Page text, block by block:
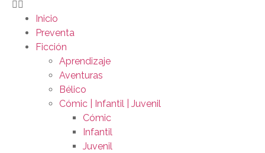
Inicio
Preventa
Ficción
Aprendizaje
Aventuras
Bélico
Cómic | Infantil | Juvenil
Cómic
Infantil
Juvenil